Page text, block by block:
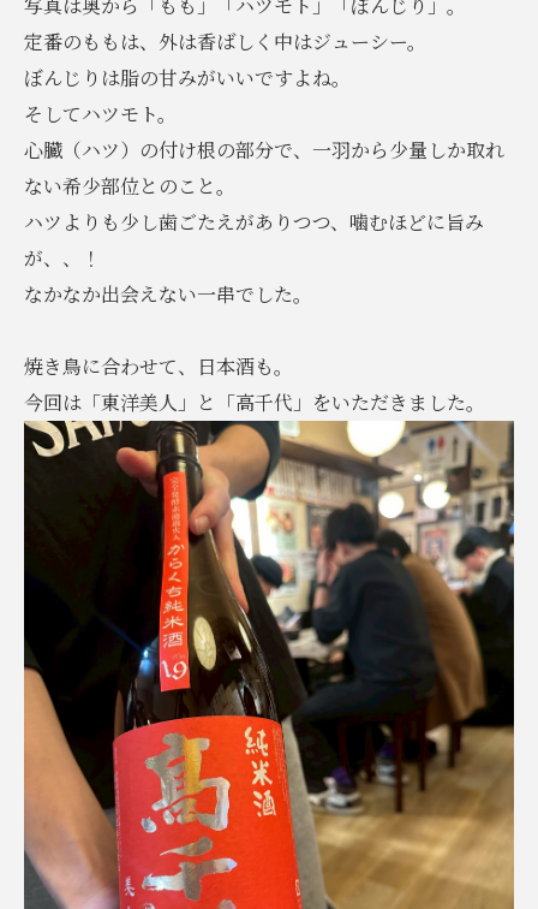
定番のももは、外は香ばしく中はジューシー。
ぼんじりは脂の甘みがいいですよね。
そしてハツモト。
心臓（ハツ）の付け根の部分で、一羽から少量しか取れ
ない希少部位とのこと。
ハツよりも少し歯ごたえがありつつ、噛むほどに旨み
が、、！
なかなか出会えない一串でした。
焼き鳥に合わせて、日本酒も。
今回は「東洋美人」と「高千代」をいただきました。